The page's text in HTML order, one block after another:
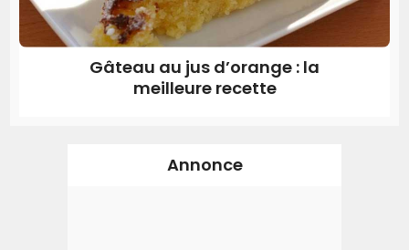
Gâteau au jus d’orange : la
meilleure recette
Annonce